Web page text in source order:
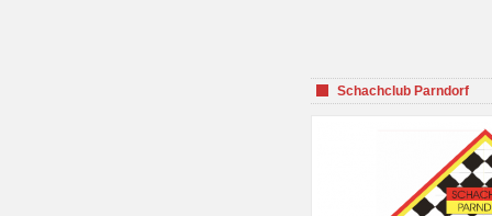
Schachclub Parndorf